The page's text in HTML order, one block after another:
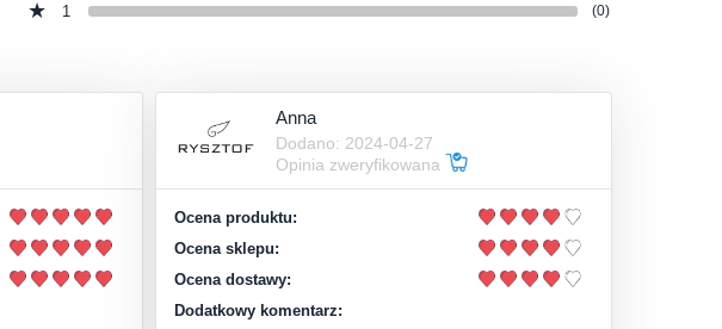
1 (0)
Anna
Dodano: 2024-04-27
Opinia zweryfikowana
Ocena produktu:
Ocena sklepu:
Ocena dostawy:
Dodatkowy komentarz: